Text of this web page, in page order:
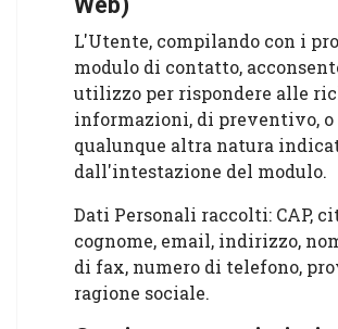
L'Utente, compilando con i
modulo di contatto,
utilizzo per rispondere alle
informazioni, di preventivo, o
qualunque altra natura
dall'intestazione del modulo.
Dati Personali raccolti: CAP,
cognome, email, indirizzo,
di fax, numero di telefono,
ragione sociale.